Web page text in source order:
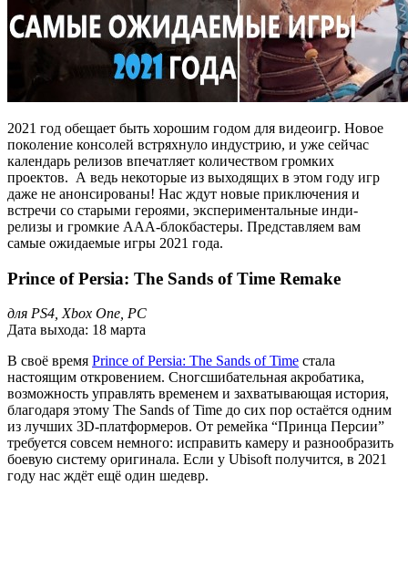
2021 год обещает быть хорошим годом для видеоигр. Новое
поколение консолей встряхнуло индустрию, и уже сейчас
календарь релизов впечатляет количеством громких
проектов. А ведь некоторые из выходящих в этом году игр
даже не анонсированы! Нас ждут новые приключения и
встречи со старыми героями, экспериментальные инди-
релизы и громкие ААА-блокбастеры. Представляем вам
самые ожидаемые игры 2021 года.
Prince of Persia: The Sands of Time Remake
для PS4, Xbox One, PC
Дата выхода: 18 марта
В своё время Prince of Persia: The Sands of Time стала
настоящим откровением. Сногсшибательная акробатика,
возможность управлять временем и захватывающая история,
благодаря этому The Sands of Time до сих пор остаётся одним
из лучших 3D-платформеров. От ремейка “Принца Персии”
требуется совсем немного: исправить камеру и разнообразить
боевую систему оригинала. Если у Ubisoft получится, в 2021
году нас ждёт ещё один шедевр.